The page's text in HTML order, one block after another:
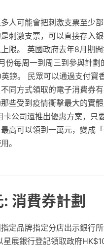
人可能會把刺激支票至少
刺激支票，可以直接存入
限。 英國政府去年8月期
份每周一到周三到參與計
鎊。 民眾可以通過支付
同方式領取的電子消費券
些受到疫情衝擊最大的實
公司還推出優惠方案，只
高可以領到一萬元，變成
。
消費券計劃
定品牌指定分店出示銀行
星展銀行登記領取政府